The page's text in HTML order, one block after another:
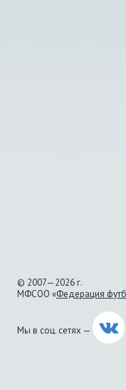
© 2007—2026 г.
МФСОО «Федерация
Мы в соц. сетях —